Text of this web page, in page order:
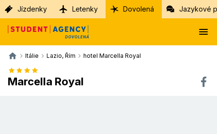
Jízdenky Letenky Dovolená Jazykové
Itálie Lazio, Řím hotel Marcella Royal
Marcella Royal